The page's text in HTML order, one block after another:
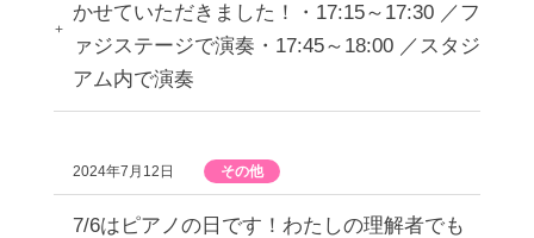
かせていただきました！・17:15～17:30 ／フ
ァジステージで演奏・17:45～18:00 ／スタジ
アム内で演奏
2024年7月12日 その他
7/6はピアノの日です！わたしの理解者でも